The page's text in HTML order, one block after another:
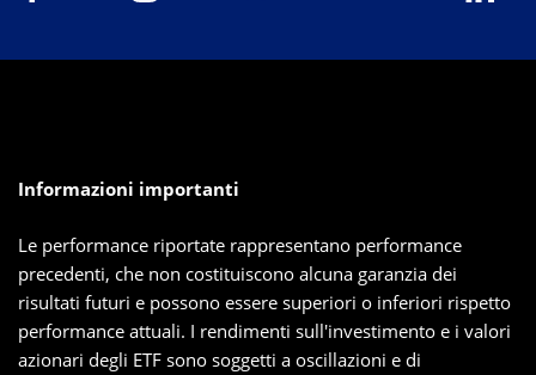
Informazioni importanti
Le performance riportate rappresentano performance
precedenti, che non costituiscono alcuna garanzia dei
risultati futuri e possono essere superiori o inferiori rispetto
performance attuali. I rendimenti sull'investimento e i valori
azionari degli ETF sono soggetti a oscillazioni e di